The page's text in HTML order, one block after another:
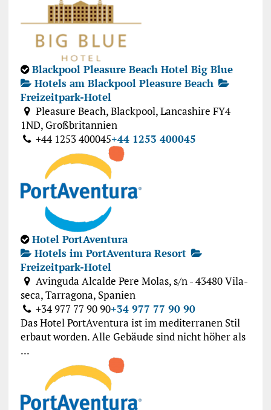
Blackpool Pleasure Beach Hotel Big Blue
Hotels am Blackpool Pleasure Beach
Freizeitpark-Hotel
Pleasure Beach, Blackpool, Lancashire FY4
1ND, Großbritannien
+44 1253 400045+44 1253 400045
Hotel PortAventura
Hotels im PortAventura Resort
Freizeitpark-Hotel
Avinguda Alcalde Pere Molas, s/n - 43480 Vila-
seca, Tarragona, Spanien
+34 977 77 90 90+34 977 77 90 90
Das Hotel PortAventura ist im mediterranen Stil
erbaut worden. Alle Gebäude sind nicht höher als
...